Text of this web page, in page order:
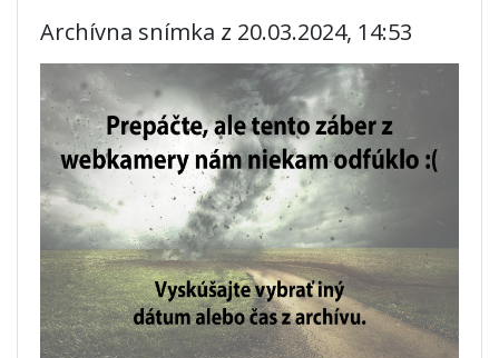
Archívna snímka z 20.03.2024, 14:53